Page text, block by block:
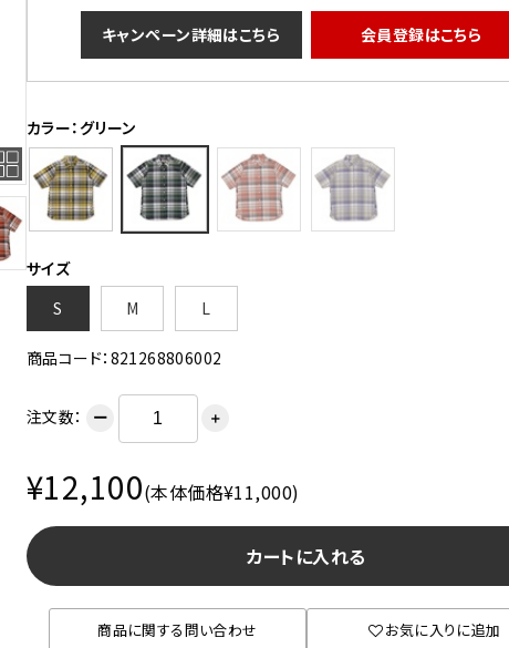
キャンペーン詳細はこちら 会員登録はこちら
カラー：グリーン
サイズ
S
M L
商品コード：821268806002
注文数： ー ＋
¥12,100(本体価格¥11,000)
カートに入れる
商品に関する問い合わせ お気に入りに追加